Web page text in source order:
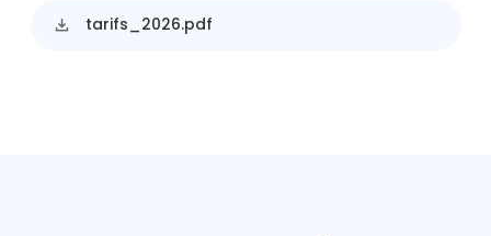
tarifs_2026.pdf